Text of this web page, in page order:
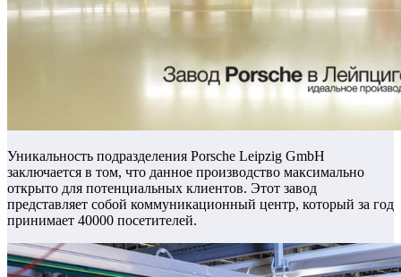
Уникальность подразделения Porsche Leipzig GmbH
заключается в том, что данное производство максимально
открыто для потенциальных клиентов. Этот завод
представляет собой коммуникационный центр, который за год
принимает 40000 посетителей.